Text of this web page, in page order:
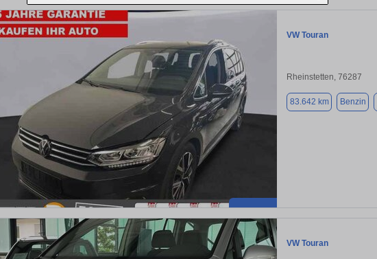
VW Touran
Rheinstetten, 76287
83.642 km Benzin
VW Touran